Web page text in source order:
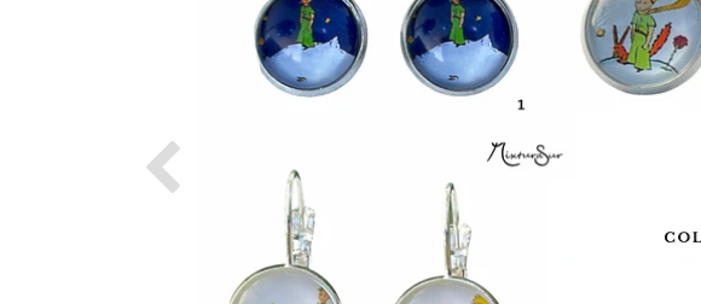
Previous